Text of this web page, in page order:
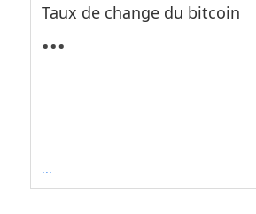
Taux de change du bitcoin
...
...